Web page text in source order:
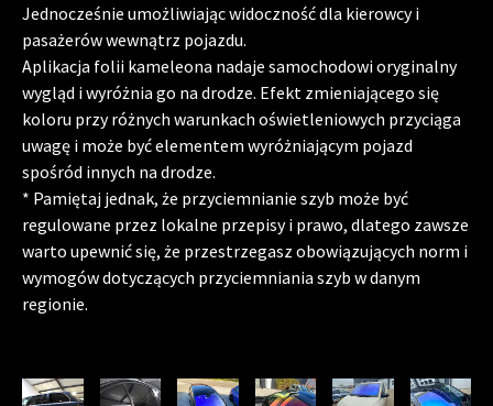
Jednocześnie umożliwiając widoczność dla kierowcy i
pasażerów wewnątrz pojazdu.
Aplikacja folii kameleona nadaje samochodowi oryginalny
wygląd i wyróżnia go na drodze. Efekt zmieniającego się
koloru przy różnych warunkach oświetleniowych przyciąga
uwagę i może być elementem wyróżniającym pojazd
spośród innych na drodze.
* Pamiętaj jednak, że przyciemnianie szyb może być
regulowane przez lokalne przepisy i prawo, dlatego zawsze
warto upewnić się, że przestrzegasz obowiązujących norm i
wymogów dotyczących przyciemniania szyb w danym
regionie.